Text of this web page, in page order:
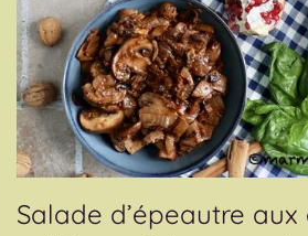
Salade d’épeautre aux